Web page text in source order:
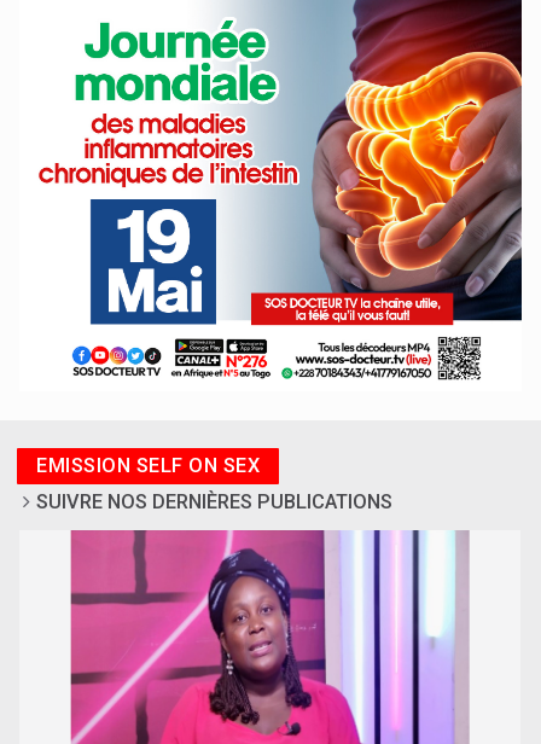
EMISSION SELF ON SEX
SUIVRE NOS DERNIÈRES PUBLICATIONS